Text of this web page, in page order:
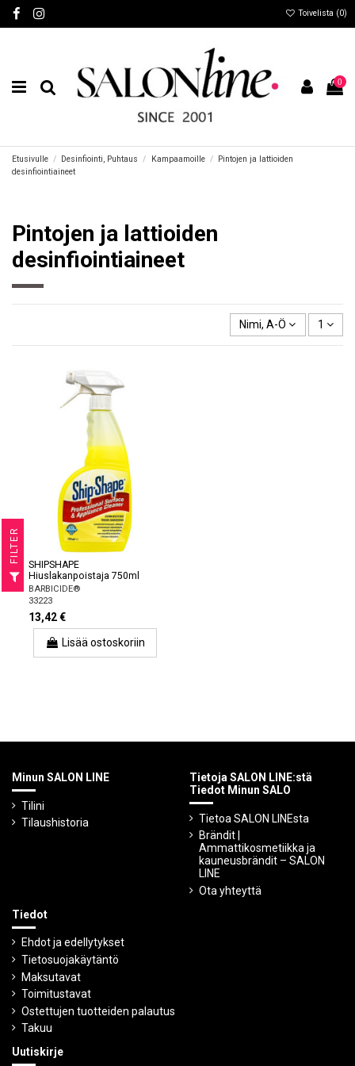
Toivelista (0)
0
Etusivulle Desinfiointi, Puhtaus Kampaamoille
Pintojen ja lattioiden
desinfiointiaineet
Pintojen ja lattioiden
desinfiointiaineet
Nimi, A-Ö 1
SHIPSHAPE
Hiuslakanpoistaja 750ml
BARBICIDE®
33223
13,42 €
Lisää ostoskoriin
Minun SALON LINE
Tilini
Tilaushistoria
Tietoja SALON LINE:stä
Tiedot Minun SALO
Tietoa SALON LINEsta
Brändit |
Ammattikosmetiikka ja
kauneusbrändit – SALON
LINE
Ota yhteyttä
Tiedot
Ehdot ja edellytykset
Tietosuojakäytäntö
Maksutavat
Toimitustavat
Ostettujen tuotteiden palautus
Takuu
Uutiskirje
R